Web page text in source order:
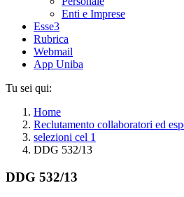
Enti e Imprese
Esse3
Rubrica
Webmail
App Uniba
Tu sei qui:
Home
Reclutamento collaboratori ed
selezioni cel 1
DDG 532/13
DDG 532/13